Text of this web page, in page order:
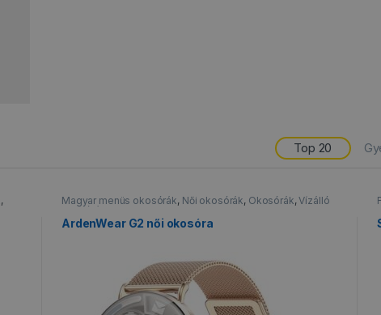
Top 20
,
Magyar menüs okosórák, Női okosórák, Okosórák,Vízálló
okosórák
ArdenWear G2 női okosóra